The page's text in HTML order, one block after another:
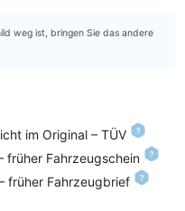
weg ist, bringen Sie das andere
im Original – TÜV
früher Fahrzeugschein
früher Fahrzeugbrief